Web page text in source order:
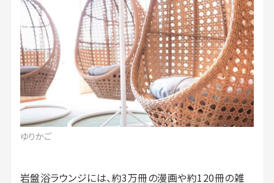
ゆりかご
岩盤浴ラウンジには、約3万冊の漫画や約120冊の雑